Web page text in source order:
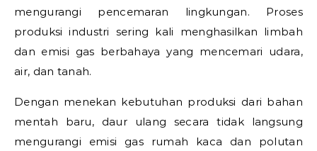
mengurangi pencemaran lingkungan. Proses
produksi industri sering kali menghasilkan limbah
dan emisi gas berbahaya yang mencemari udara,
air, dan tanah.
Dengan menekan kebutuhan produksi dari bahan
mentah baru, daur ulang secara tidak langsung
mengurangi emisi gas rumah kaca dan polutan